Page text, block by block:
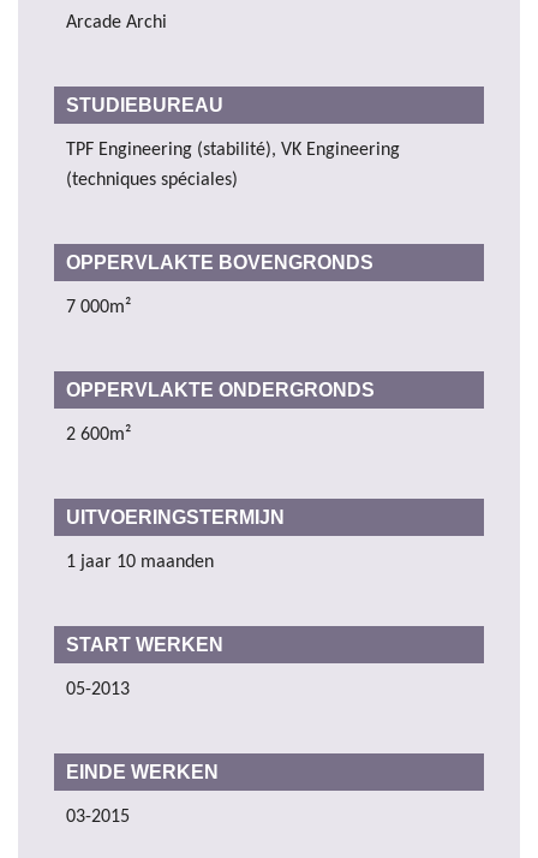
Arcade Archi
STUDIEBUREAU
TPF Engineering (stabilité), VK Engineering
(techniques spéciales)
OPPERVLAKTE BOVENGRONDS
7 000m²
OPPERVLAKTE ONDERGRONDS
2 600m²
UITVOERINGSTERMIJN
1 jaar 10 maanden
START WERKEN
05-2013
EINDE WERKEN
03-2015